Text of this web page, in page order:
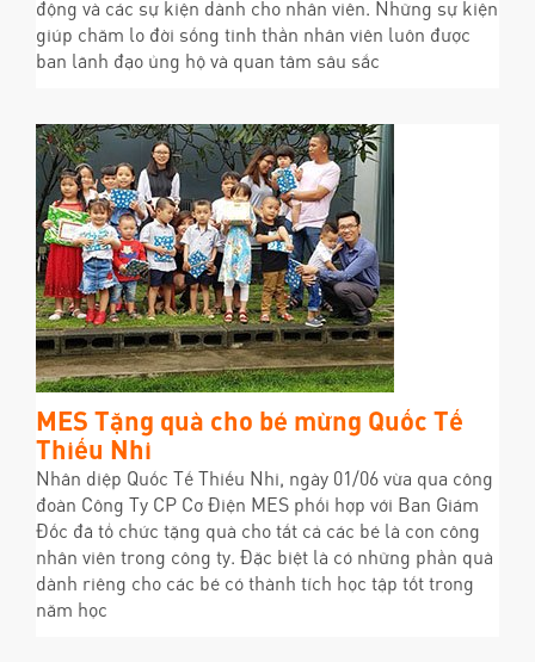
động và các sự kiện dành cho nhân viên. Những sự kiện
giúp chăm lo đời sống tinh thần nhân viên luôn được
ban lãnh đạo ủng hộ và quan tâm sâu sắc
MES Tặng quà cho bé mừng Quốc Tế
Thiếu Nhi
Nhân diệp Quốc Tế Thiếu Nhi, ngày 01/06 vừa qua công
đoàn Công Ty CP Cơ Điện MES phối hợp với Ban Giám
Đốc đã tổ chức tặng quà cho tất cả các bé là con công
nhân viên trong công ty. Đặc biệt là có những phần quà
dành riêng cho các bé có thành tích học tập tốt trong
năm học